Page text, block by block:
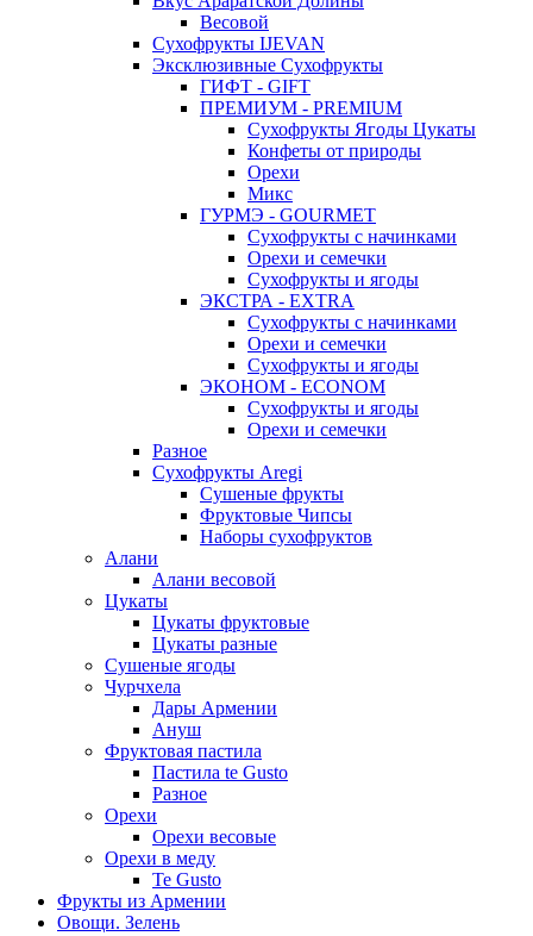
Весовой
Сухофрукты IJEVAN
Эксклюзивные Сухофрукты
ГИФТ - GIFT
ПРЕМИУМ - PREMIUM
Сухофрукты Ягоды Цукаты
Конфеты от природы
Орехи
Микс
ГУРМЭ - GOURMET
Сухофрукты с начинками
Орехи и семечки
Сухофрукты и ягоды
ЭКСТРА - EXTRA
Сухофрукты с начинками
Орехи и семечки
Сухофрукты и ягоды
ЭКОНОМ - ECONOM
Сухофрукты и ягоды
Орехи и семечки
Разное
Сухофрукты Aregi
Сушеные фрукты
Фруктовые Чипсы
Наборы сухофруктов
Алани
Алани весовой
Цукаты
Цукаты фруктовые
Цукаты разные
Сушеные ягоды
Чурчхела
Дары Армении
Ануш
Фруктовая пастила
Пастила te Gusto
Разное
Орехи
Орехи весовые
Орехи в меду
Te Gusto
Фрукты из Армении
Овощи. Зелень